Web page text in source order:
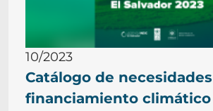
10/2023
Catálogo de
financiamiento climático